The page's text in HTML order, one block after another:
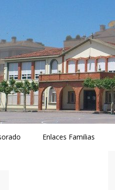
Enlaces Familias